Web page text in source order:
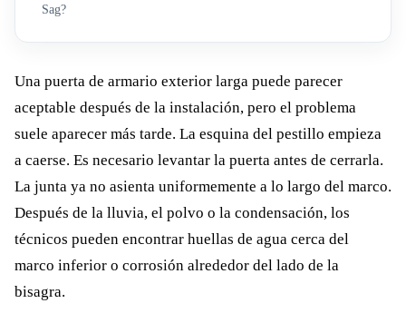
Sag?
Una puerta de armario exterior larga puede parecer
aceptable después de la instalación, pero el problema
suele aparecer más tarde. La esquina del pestillo empieza
a caerse. Es necesario levantar la puerta antes de cerrarla.
La junta ya no asienta uniformemente a lo largo del marco.
Después de la lluvia, el polvo o la condensación, los
técnicos pueden encontrar huellas de agua cerca del
marco inferior o corrosión alrededor del lado de la
bisagra.